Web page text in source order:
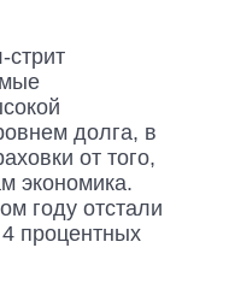
стрит
долга, в
от того,
экономика.
году отстали
процентных